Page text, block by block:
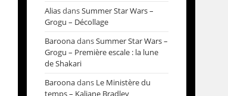
AliasdansSummer Star Wars –
Grogu – Décollage
BaroonadansSummer Star Wars –
Grogu – Première escale : la lune
de Shakari
Baroonadans Le Ministère du
temps – Kaliane Bradley